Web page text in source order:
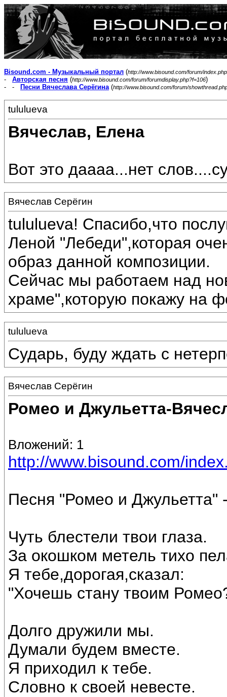
Bisound.com - Музыкальный портал (http://www.bisound.com/forum/index.php
- Авторская песня (http://www.bisound.com/forum/forumdisplay.php?f=106)
- -
Песни Вячеслава Серёгина(http://www.bisound.com/forum/
tululueva
Вячеслав, Елена
Вот это даааа...нет
Вячеслав Серёгин
tululueva! Спасибо,что
Леной "Лебеди",которая
образ данной композиции.
Сейчас мы работаем над
храме",которую покажу на
tululueva
Сударь, буду ждать с
Вячеслав Серёгин
Ромео и Джульетта-
Вложений: 1
http://www.bisound.com/
Песня "Ромео и Джульетта"
Чуть блестели твои глаза.
За окошком метель тихо
Я тебе,дорогая,сказал:
"Хочешь стану твоим
Долго дружили мы.
Думали будем вместе.
Я приходил к тебе.
Словно к своей невесте.